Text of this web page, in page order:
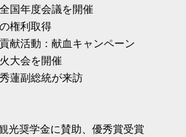
国年度会議を開催
権利取得
献活動：献血キャンペーン
大会を開催
蓮副総統が来訪
光奨学金に賛助、優秀賞受賞